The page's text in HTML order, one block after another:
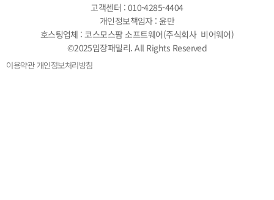
고객센터 : 010-4285-4404
개인정보책임자 : 윤만
호스팅업체 : 코스모스팜 소프트웨어(주식회사 비어웨어)
©2025임장패밀리. All Rights Reserved
이용약관개인정보처리방침